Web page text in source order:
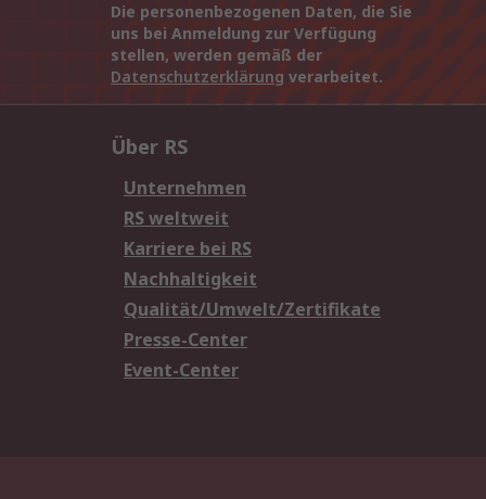
Die personenbezogenen Daten, die Sie
uns bei Anmeldung zur Verfügung
stellen, werden gemäß der
Datenschutzerklärung verarbeitet.
Über RS
Unternehmen
RS weltweit
Karriere bei RS
Nachhaltigkeit
Qualität/Umwelt/Zertifikate
Presse-Center
Event-Center